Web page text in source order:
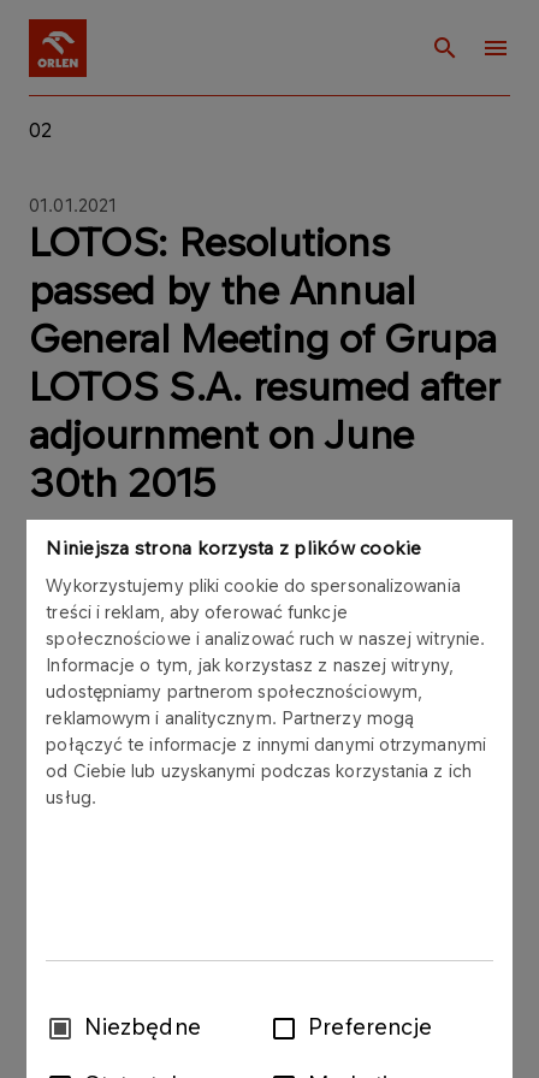
Niniejsza strona korzysta z plików cookie
Wykorzystujemy pliki cookie do spersonalizowania
treści i reklam, aby oferować funkcje
społecznościowe i analizować ruch w naszej witrynie.
Informacje o tym, jak korzystasz z naszej witryny,
udostępniamy partnerom społecznościowym,
reklamowym i analitycznym. Partnerzy mogą
połączyć te informacje z innymi danymi otrzymanymi
od Ciebie lub uzyskanymi podczas korzystania z ich
usług.
WybórNiezbędne Preferencje
02
01.01.2021
LOTOS: Resolutions
passed by the Annual
General Meeting of Grupa
LOTOS S.A. resumed after
adjournment on June
30th 2015
Lorem ipsum dolor sit amet, consectetur adipiscing
elit, sed do eiusmod tempor incididunt ut labore et
dolore magna aliqua. Ut enim ad minim veniam,
quis nostrud exercitation ullamco laboris nisi ut
aliquip ex ea commodo consequat. Duis aute irure
dolor in reprehenderit in voluptate velit esse
cillum dolore eu fugiat nulla pariatur. Excepteur
dolore magna aliqua. Ut enim ad minim veniam,